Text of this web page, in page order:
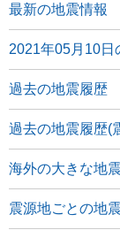
最新の地震情報
2021年05月10日
過去の地震履歴
過去の地震履歴(
海外の大きな地震
震源地ごとの地